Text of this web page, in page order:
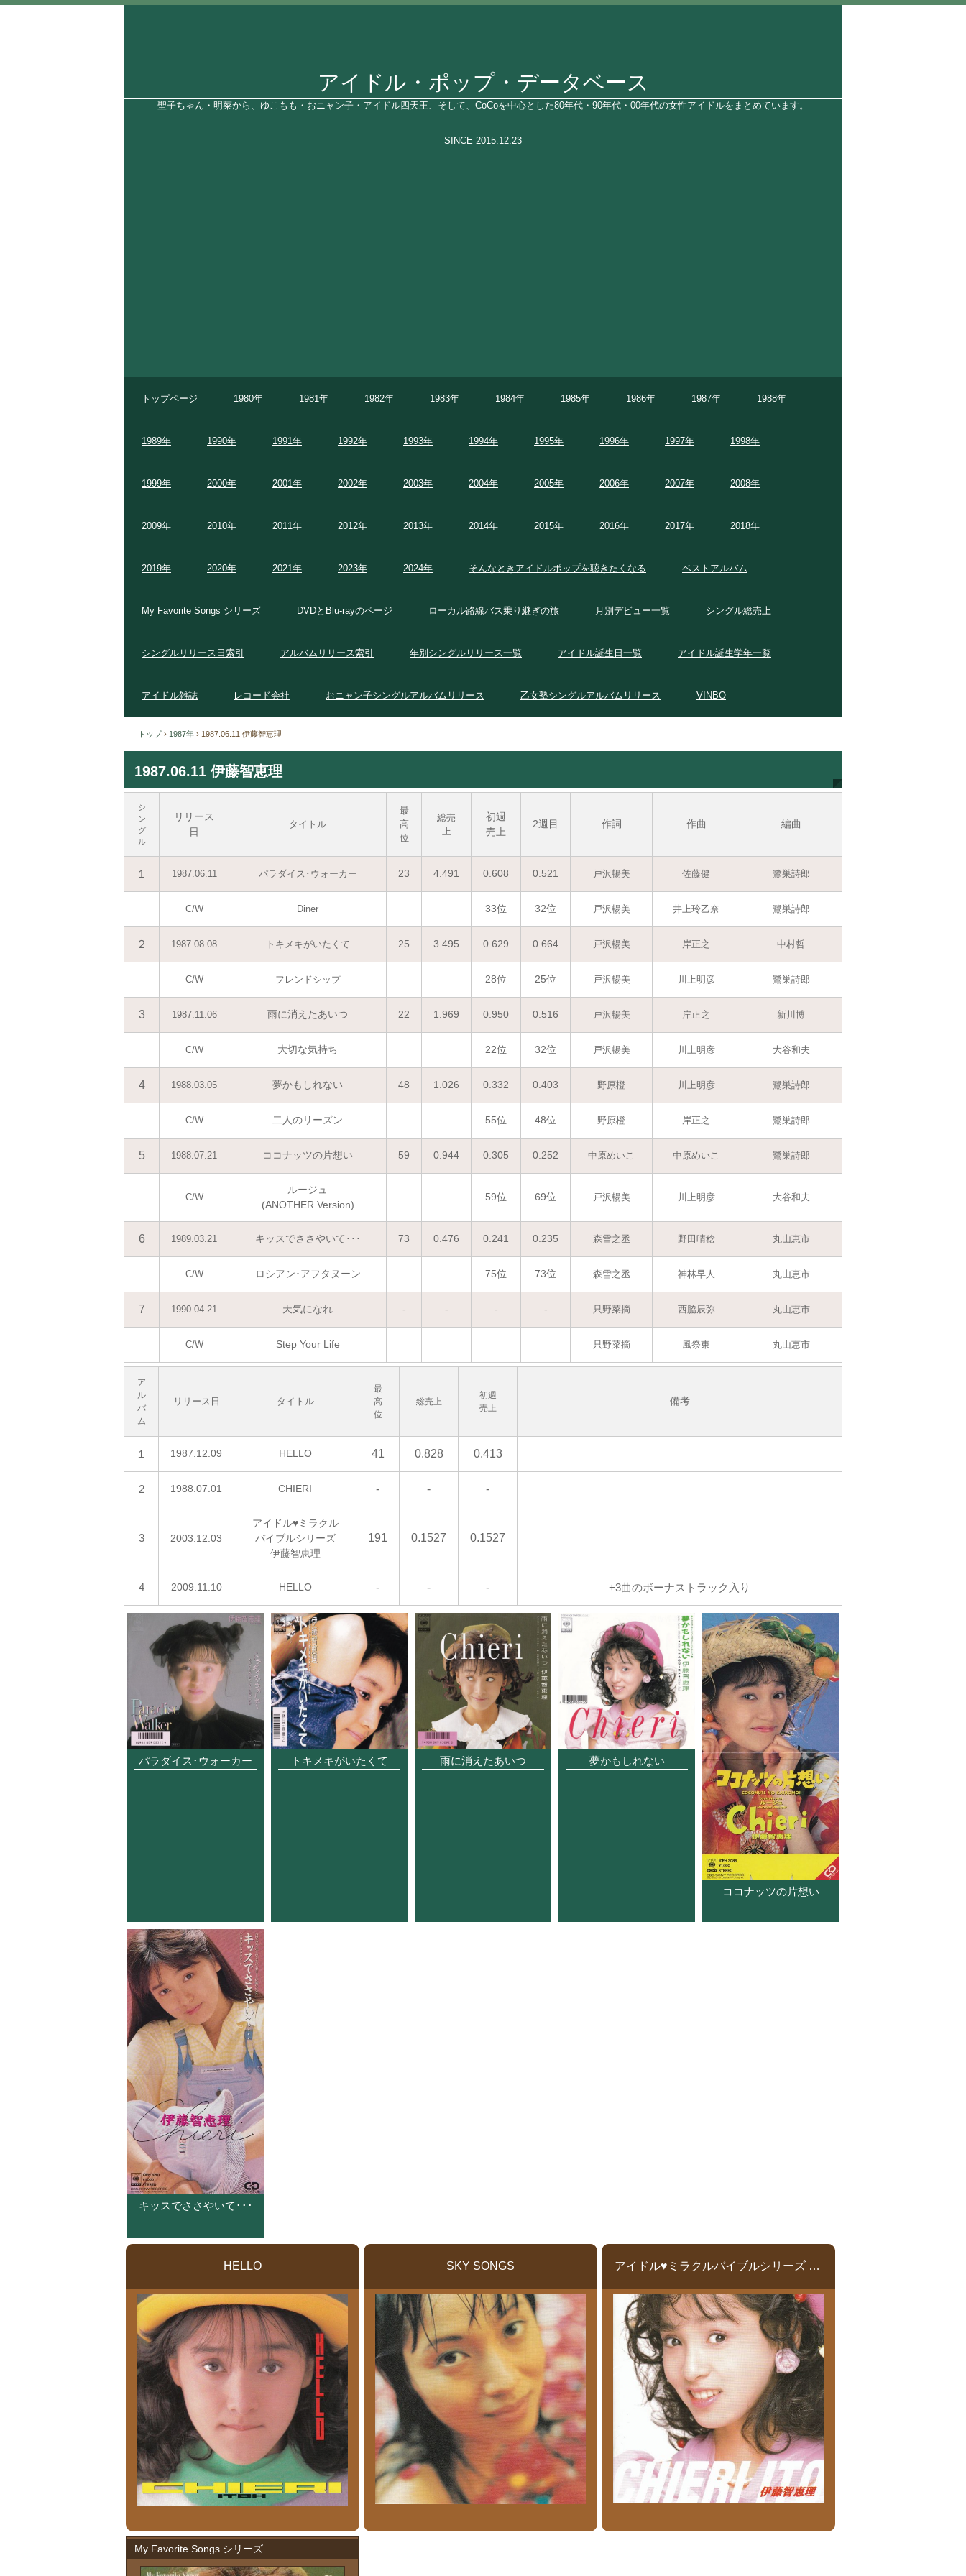
アイドル・ポップ・データベース
聖子ちゃん・明菜から、ゆこもも・おニャン子・アイドル四天王、そして、CoCoを中心とした80年代・90年代・00年代の女性アイドルをまとめています。
SINCE 2015.12.23
トップページ 1980年 1981年 1982年 1983年 1984年 1985年 1986年 1987年 1988年
1989年 1990年 1991年 1992年 1993年 1994年 1995年 1996年 1997年 1998年
1999年 2000年 2001年 2002年 2003年 2004年 2005年 2006年 2007年 2008年
2009年 2010年 2011年 2012年 2013年 2014年 2015年 2016年 2017年 2018年
2019年 2020年 2021年 2023年 2024年 そんなときアイドルポップを聴きたくなる ベストアルバム
My Favorite Songs シリーズ DVDとBlu-rayのページ ローカル路線バス乗り継ぎの旅 月別デビュー一覧 シングル総売上
シングルリリース日索引 アルバムリリース索引 年別シングルリリース一覧 アイドル誕生日一覧 アイドル誕生学年一覧
アイドル雑誌 レコード会社 おニャン子シングルアルバムリリース 乙女塾シングルアルバムリリース VINBO
トップ › 1987年 › 1987.06.11 伊藤智恵理
1987.06.11 伊藤智恵理
シ
ン
グ
ル
リリース
日
タイトル
最
高
位
総売
上
初週
売上
2週目 作詞 作曲 編曲
１ 1987.06.11 パラダイス･ウォーカー 23 4.491 0.608 0.521 戸沢暢美 佐藤健 鷺巣詩郎
C/W Diner 33位 32位 戸沢暢美 井上玲乙奈 鷺巣詩郎
２ 1987.08.08 トキメキがいたくて 25 3.495 0.629 0.664 戸沢暢美 岸正之 中村哲
C/W フレンドシップ 28位 25位 戸沢暢美 川上明彦 鷺巣詩郎
3 1987.11.06 雨に消えたあいつ 22 1.969 0.950 0.516 戸沢暢美 岸正之 新川博
C/W 大切な気持ち 22位 32位 戸沢暢美 川上明彦 大谷和夫
4 1988.03.05 夢かもしれない 48 1.026 0.332 0.403 野原橙 川上明彦 鷺巣詩郎
C/W 二人のリーズン 55位 48位 野原橙 岸正之 鷺巣詩郎
5 1988.07.21 ココナッツの片想い 59 0.944 0.305 0.252 中原めいこ 中原めいこ 鷺巣詩郎
C/W
ルージュ
(ANOTHER Version)
59位 69位 戸沢暢美 川上明彦 大谷和夫
6 1989.03.21 キッスでささやいて･･･ 73 0.476 0.241 0.235 森雪之丞 野田晴稔 丸山恵市
C/W ロシアン･アフタヌーン 75位 73位 森雪之丞 神林早人 丸山恵市
7 1990.04.21 天気になれ - - - - 只野菜摘 西脇辰弥 丸山恵市
C/W Step Your Life 只野菜摘 風祭東 丸山恵市
ア
ル
バ
ム
リリース日 タイトル
最
高
位
総売上
初週
売上
備考
１ 1987.12.09 HELLO 41 0.828 0.413
2 1988.07.01 CHIERI - - -
3 2003.12.03
アイドル♥ミラクル
バイブルシリーズ
伊藤智恵理
191 0.1527 0.1527
4 2009.11.10 HELLO - - - +3曲のボーナストラック入り
パラダイス･ウォーカー トキメキがいたくて 雨に消えたあいつ 夢かもしれない
ココナッツの片想い
キッスでささやいて･･･
HELLO SKY SONGS アイドル♥ミラクルバイブルシリーズ 伊藤智恵理
My Favorite Songs シリーズ